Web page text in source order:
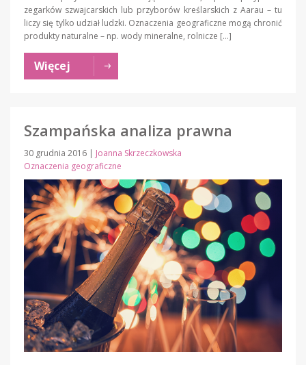
zegarków szwajcarskich lub przyborów kreślarskich z Aarau – tu
liczy się tylko udział ludzki. Oznaczenia geograficzne mogą chronić
produkty naturalne – np. wody mineralne, rolnicze […]
Więcej
Szampańska analiza prawna
30 grudnia 2016 | Joanna Skrzeczkowska
Oznaczenia geograficzne